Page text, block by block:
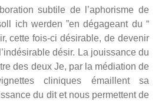
subtile de l’aphorisme de
ich werden ”en dégageant du “
cette fois-ci désirable, de devenir
désir. La jouissance du
des deux Je, par la médiation de
cliniques émaillent sa
du dit et nous permettent de